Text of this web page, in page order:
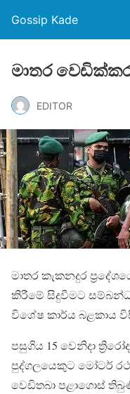
Gossip Kade
මාතර
EDITOR
මාතර කැකනදුර
කිරීමේ සිදුවීමට
විශේෂ කාර්ය බළකාය
පසුගිය 15 වෙනිදා
පුද්ගලයෙකුට මෝටර්
වෙඩිතබා පළාගොස්